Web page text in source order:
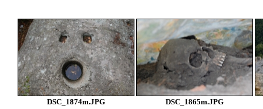
DSC_1874m.JPG DSC_1865m.JPG